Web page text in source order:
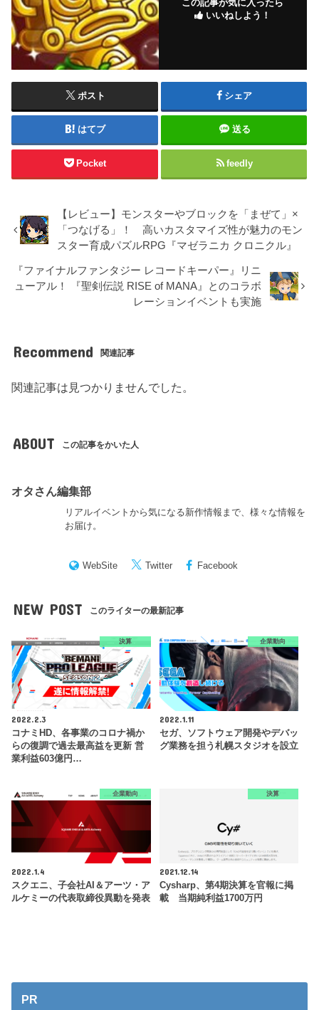
この記事が気に入ったら
いいねしよう！
ポスト シェア
はてブ 送る
Pocket feedly
【レビュー】モンスターやブロックを「まぜて」×
「つなげる」！ 高いカスタマイズ性が魅力のモン
スター育成パズルRPG『マゼラニカ クロニクル』
『ファイナルファンタジー レコードキーパー』リニ
ューアル！ 『聖剣伝説 RISE of MANA』とのコラボ
レーションイベントも実施
Recommend 関連記事
関連記事は見つかりませんでした。
ABOUT この記事をかいた人
オタさん編集部
リアルイベントから気になる新作情報まで、様々な情報を
お届け。
WebSite Twitter Facebook
NEW POST このライターの最新記事
決算
2022.2.3
コナミHD、各事業のコロナ禍か
らの復調で過去最高益を更新 営
業利益603億円…
企業動向
2022.1.11
セガ、ソフトウェア開発やデバッ
グ業務を担う札幌スタジオを設立
企業動向
2022.1.4
スクエニ、子会社AI＆アーツ・ア
ルケミーの代表取締役異動を発表
決算
2021.12.14
Cysharp、第4期決算を官報に掲
載 当期純利益1700万円
PR